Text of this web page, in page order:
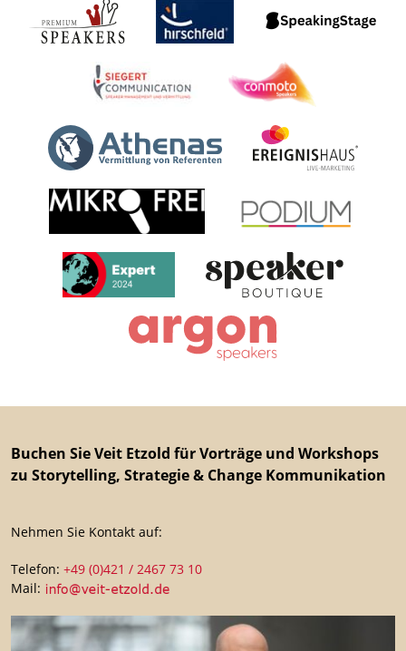
Buchen Sie Veit Etzold für Vorträge und Workshops
zu Storytelling, Strategie & Change Kommunikation
Nehmen Sie Kontakt auf:
Telefon: +49 (0)421 / 2467 73 10
Mail: